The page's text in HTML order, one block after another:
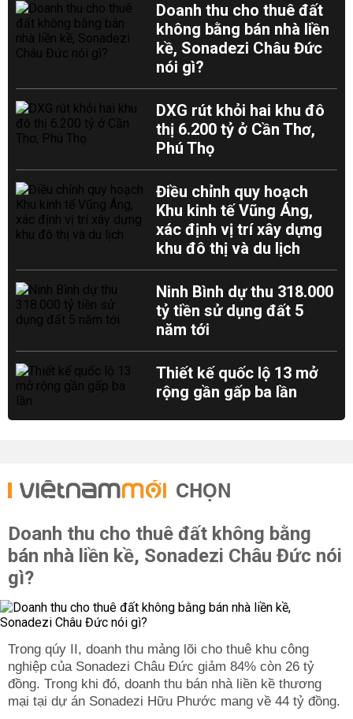
Doanh thu cho thuê đất
không bằng bán nhà liền
kề, Sonadezi Châu Đức
nói gì?
DXG rút khỏi hai khu đô
thị 6.200 tỷ ở Cần Thơ,
Phú Thọ
Điều chỉnh quy hoạch
Khu kinh tế Vũng Áng,
xác định vị trí xây dựng
khu đô thị và du lịch
Ninh Bình dự thu 318.000
tỷ tiền sử dụng đất 5
năm tới
Thiết kế quốc lộ 13 mở
rộng gần gấp ba lần
CHỌN
Doanh thu cho thuê đất không bằng
bán nhà liền kề, Sonadezi Châu Đức nói
gì?
Trong qúy II, doanh thu mảng lõi cho thuê khu công
nghiệp của Sonadezi Châu Đức giảm 84% còn 26 tỷ
đồng. Trong khi đó, doanh thu bán nhà liền kề thương
mại tại dự án Sonadezi Hữu Phước mang về 44 tỷ đồng.